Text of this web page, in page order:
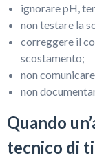
ignorare pH,
non testare la
correggere il
scostamento;
non
non
Quando
tecnico di